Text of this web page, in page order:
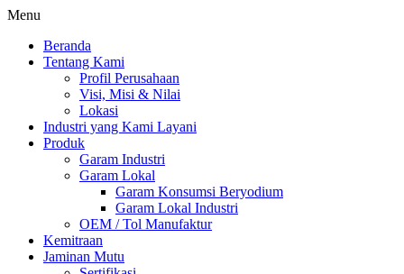
Menu
Beranda
Tentang Kami
Profil Perusahaan
Visi, Misi & Nilai
Lokasi
Industri yang Kami Layani
Produk
Garam Industri
Garam Lokal
Garam Konsumsi Beryodium
Garam Lokal Industri
OEM / Tol Manufaktur
Kemitraan
Jaminan Mutu